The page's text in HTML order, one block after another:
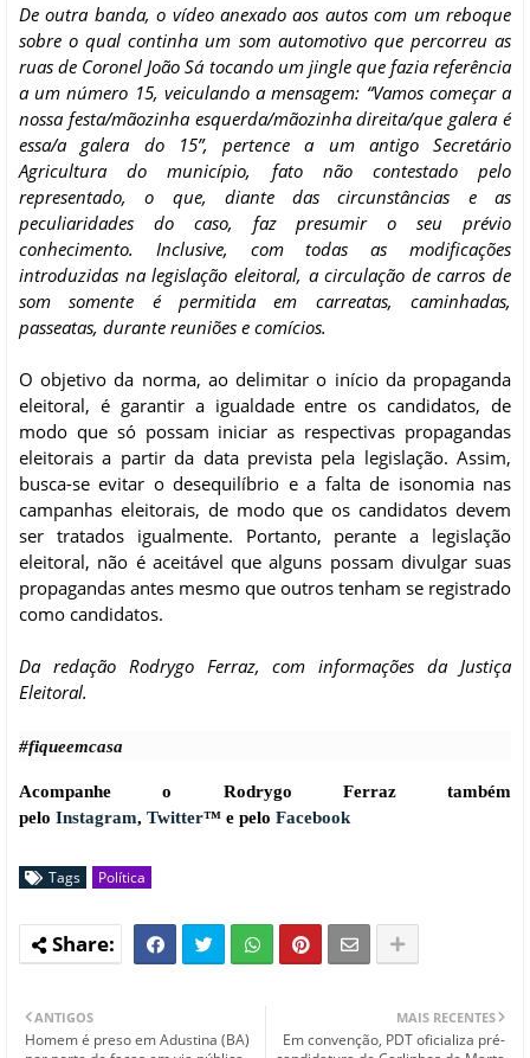
De outra banda, o vídeo anexado aos autos com um reboque
sobre o qual continha um som automotivo que percorreu as
ruas de Coronel João Sá tocando um jingle que fazia referência
a um número 15, veiculando a mensagem: “Vamos começar a
nossa festa/mãozinha esquerda/mãozinha direita/que galera é
essa/a galera do 15”, pertence a um antigo Secretário
Agricultura do município, fato não contestado pelo
representado, o que, diante das circunstâncias e as
peculiaridades do caso, faz presumir o seu prévio
conhecimento. Inclusive, com todas as modificações
introduzidas na legislação eleitoral, a circulação de carros de
som somente é permitida em carreatas, caminhadas,
passeatas, durante reuniões e comícios.
O objetivo da norma, ao delimitar o início da propaganda
eleitoral, é garantir a igualdade entre os candidatos, de
modo que só possam iniciar as respectivas propagandas
eleitorais a partir da data prevista pela legislação. Assim,
busca-se evitar o desequilíbrio e a falta de isonomia nas
campanhas eleitorais, de modo que os candidatos devem
ser tratados igualmente. Portanto, perante a legislação
eleitoral, não é aceitável que alguns possam divulgar suas
propagandas antes mesmo que outros tenham se registrado
como candidatos.
Da redação Rodrygo Ferraz, com informações da Justiça
Eleitoral.
#fiqueemcasa
Acompanhe o Rodrygo Ferraz também
pelo Instagram, Twitter™ e pelo Facebook
Tags Política
MAIS RECENTES
Em convenção, PDT oficializa pré-
ANTIGOS
Homem é preso em Adustina (BA)